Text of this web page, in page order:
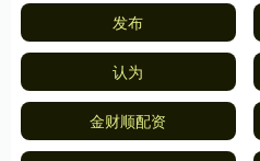
发布
认为
金财顺配资